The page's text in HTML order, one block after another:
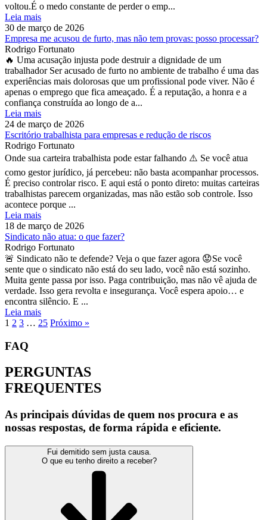
voltou.É o medo constante de perder o emp...
Leia mais
30 de março de 2026
Empresa me acusou de furto, mas não tem provas: posso processar?
Rodrigo Fortunato
🔥 Uma acusação injusta pode destruir a dignidade de um
trabalhador Ser acusado de furto no ambiente de trabalho é uma das
experiências mais dolorosas que um profissional pode viver. Não é
apenas o emprego que fica ameaçado. É a reputação, a honra e a
confiança construída ao longo de a...
Leia mais
24 de março de 2026
Escritório trabalhista para empresas e redução de riscos
Rodrigo Fortunato
Onde sua carteira trabalhista pode estar falhando ⚠️ Se você atua
como gestor jurídico, já percebeu: não basta acompanhar processos.
É preciso controlar risco. E aqui está o ponto direto: muitas carteiras
trabalhistas parecem organizadas, mas não estão sob controle. Isso
acontece porque ...
Leia mais
18 de março de 2026
Sindicato não atua: o que fazer?
Rodrigo Fortunato
🚨 Sindicato não te defende? Veja o que fazer agora 😟Se você
sente que o sindicato não está do seu lado, você não está sozinho.
Muita gente passa por isso. Paga contribuição, mas não vê ajuda de
verdade. Isso gera revolta e insegurança. Você espera apoio… e
encontra silêncio. E ...
Leia mais
1 2 3 … 25 Próximo »
FAQ
PERGUNTAS
FREQUENTES
As principais dúvidas de quem nos procura e as
nossas respostas, de forma rápida e eficiente.
Fui demitido sem justa causa.
O que eu tenho direito a receber?